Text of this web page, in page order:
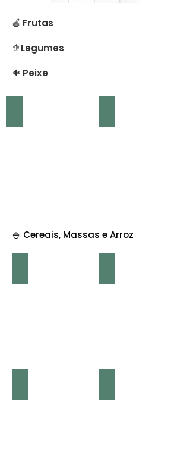
🍎 Frutas
🫑Legumes
🐠 Peixe
​​​​🍚 Cereais, Massas e Arroz